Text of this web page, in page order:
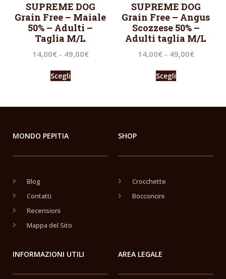
SUPREME DOG
Grain Free – Maiale
50% – Adulti –
Taglia M/L
14,00€ - 49,00€
Scegli
SUPREME DOG
Grain Free – Angus
Scozzese 50% –
Adulti taglia M/L
14,00€ - 49,00€
Scegli
MONDO PEPITIA
Blog
Contatti
Recensioni
Mappa del Sito
SHOP
Crocchette
Bocconcini
INFORMAZIONI UTILI AREA LEGALE